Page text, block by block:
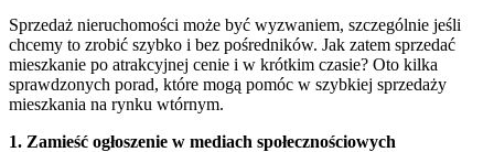
Sprzedaż nieruchomości może być wyzwaniem, szczególnie jeśli
chcemy to zrobić szybko i bez pośredników. Jak zatem sprzedać
mieszkanie po atrakcyjnej cenie i w krótkim czasie? Oto kilka
sprawdzonych porad, które mogą pomóc w szybkiej sprzedaży
mieszkania na rynku wtórnym.
1. Zamieść ogłoszenie w mediach społecznościowych